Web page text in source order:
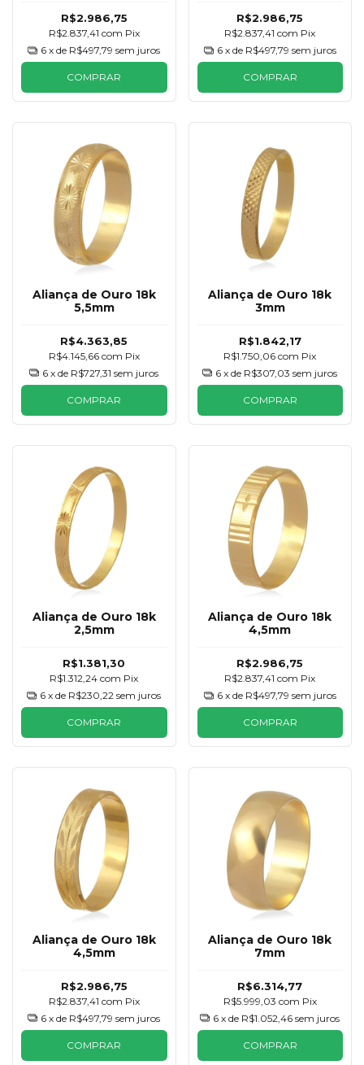
R$2.986,75
R$2.837,41 com Pix
6 x de R$497,79 sem juros
COMPRAR
R$2.986,75
R$2.837,41com Pix
6 x de R$497,79 sem juros
COMPRAR
Aliança de Ouro 18k
5,5mm
R$4.363,85
R$4.145,66 com Pix
6 x de R$727,31 sem juros
COMPRAR
Aliança de Ouro 18k
3mm
R$1.842,17
R$1.750,06com Pix
6 x de R$307,03 sem juros
COMPRAR
Aliança de Ouro 18k
2,5mm
R$1.381,30
R$1.312,24com Pix
6 x de R$230,22 sem juros
COMPRAR
Aliança de Ouro 18k
4,5mm
R$2.986,75
R$2.837,41com Pix
6 x de R$497,79 sem juros
COMPRAR
Aliança de Ouro 18k
4,5mm
R$2.986,75
R$2.837,41 com Pix
6 x de R$497,79 sem juros
COMPRAR
Aliança de Ouro 18k
7mm
R$6.314,77
R$5.999,03 com Pix
6 x de R$1.052,46 sem juros
COMPRAR